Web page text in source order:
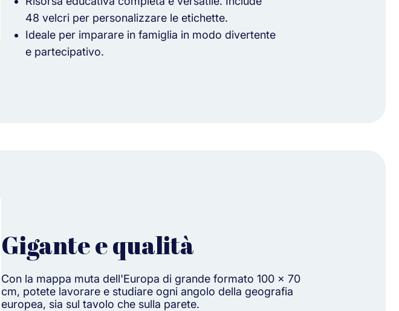
48 velcri per personalizzare le etichette.
Ideale per imparare in famiglia in modo divertente
e partecipativo.
Gigante e qualità
Con la mappa muta dell'Europa di grande formato 100 x 70
cm, potete lavorare e studiare ogni angolo della geografia
europea, sia sul tavolo che sulla parete.